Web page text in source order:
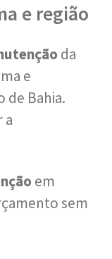
e região
da
e
de Bahia.
a
em
sem